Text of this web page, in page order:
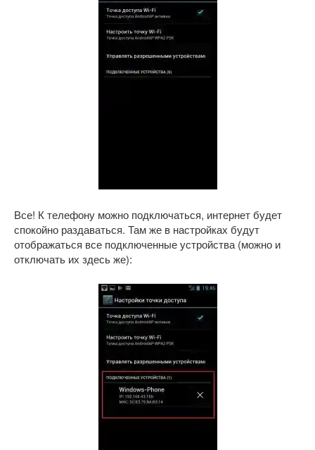
Все! К телефону можно подключаться, интернет будет
спокойно раздаваться. Там же в настройках будут
отображаться все подключенные устройства (можно и
отключать их здесь же):